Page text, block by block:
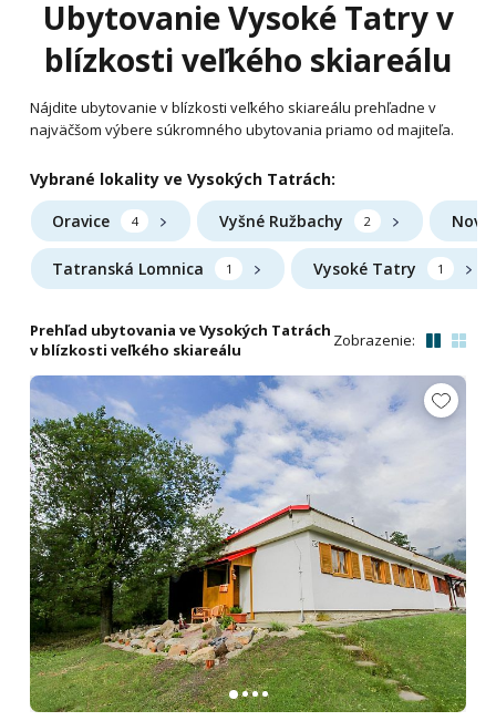
Ubytovanie Vysoké Tatry v
blízkosti veľkého skiareálu
Nájdite ubytovanie v blízkosti veľkého skiareálu prehľadne v
najväčšom výbere súkromného ubytovania priamo od majiteľa.
Vybrané lokality ve Vysokých Tatrách:
Oravice 4 Vyšné Ružbachy 2 Nový
Tatranská Lomnica 1 Vysoké Tatry 1
Prehľad ubytovania ve Vysokých Tatrách
v blízkosti veľkého skiareálu
Zobrazenie: